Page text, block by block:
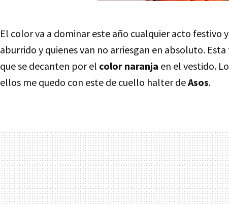
El color va a dominar este año cualquier acto festivo
aburrido y quienes van no arriesgan en absoluto.
que se decanten por el color naranja en el vestido.
ellos me quedo con este de cuello halter deAsos.